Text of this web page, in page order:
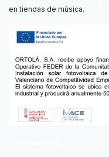
en tiendas de música.